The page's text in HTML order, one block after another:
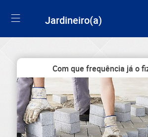
Jardineiro(a)
Com que frequência já o